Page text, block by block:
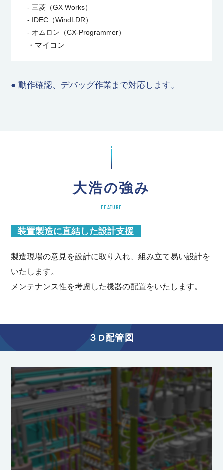
- 三菱（GX Works）
- IDEC（WindLDR）
- オムロン（CX-Programmer）
・マイコン
● 動作確認、デバッグ作業まで対応します。
大浩の強み
FEATURE
装置製造に直結した設計支援
製造現場の意見を設計に取り入れ、組み立て易い設計を
いたします。
メンテナンス性を考慮した機器の配置をいたします。
３D配管図